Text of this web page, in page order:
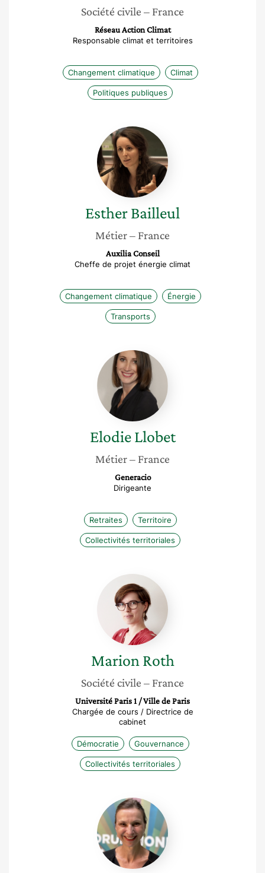
Société civile – France
Réseau Action Climat
Responsable climat et territoires
Changement climatique Climat
Politiques publiques
Esther
Bailleul
EstherBailleul
Métier– France
Auxilia Conseil
Cheffe de projet énergie climat
Changement climatique Énergie
Transports
Elodie
Llobet
Elodie Llobet
Métier– France
Generacio
Dirigeante
Retraites Territoire
Collectivités territoriales
Marion
Roth
Marion Roth
Société civile – France
Université Paris 1 / Ville de Paris
Chargée de cours / Directrice de
cabinet
Démocratie Gouvernance
Collectivités territoriales
Séverine
Bellina